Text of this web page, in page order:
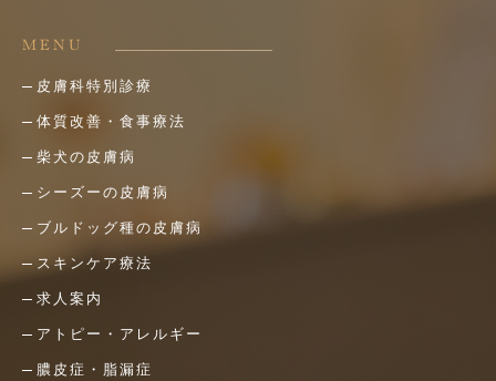
MENU
皮膚科特別診療
体質改善・食事療法
柴犬の皮膚病
シーズーの皮膚病
ブルドッグ種の皮膚病
スキンケア療法
求人案内
アトピー・アレルギー
膿皮症・脂漏症